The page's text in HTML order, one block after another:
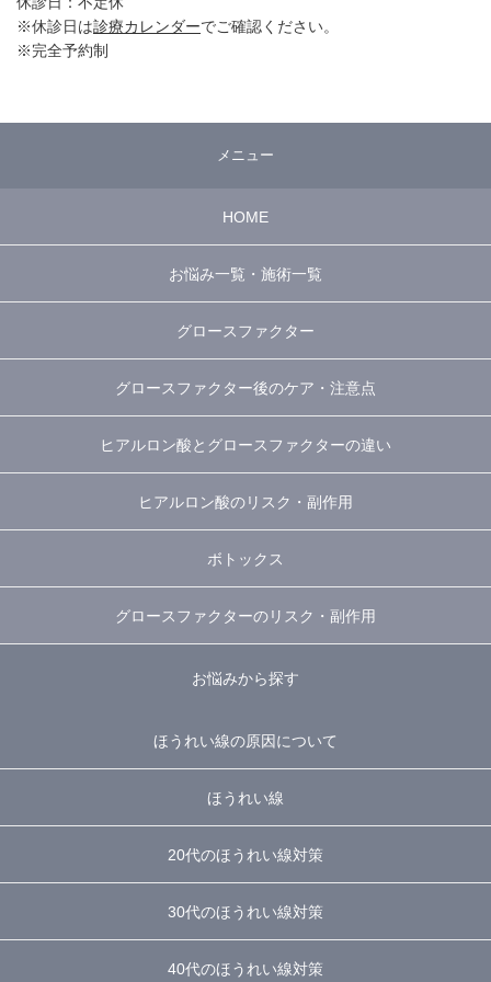
※休診日は診療カレンダーでご確認ください。
※完全予約制
メニュー
HOME
お悩み一覧・施術一覧
グロースファクター
グロースファクター後のケア・注意点
ヒアルロン酸とグロースファクターの違い
ヒアルロン酸のリスク・副作用
ボトックス
グロースファクターのリスク・副作用
お悩みから探す
ほうれい線の原因について
ほうれい線
20代のほうれい線対策
30代のほうれい線対策
40代のほうれい線対策